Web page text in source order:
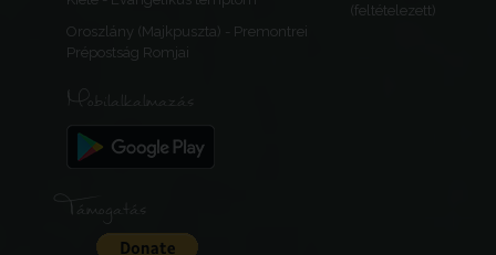
(feltételezett)
Oroszlány (Majkpuszta) - Premontrei
Prépostság Romjai
Mobilalkalmazás
Támogatás